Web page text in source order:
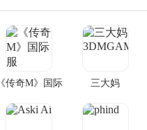
《传奇M》国际
三大妈